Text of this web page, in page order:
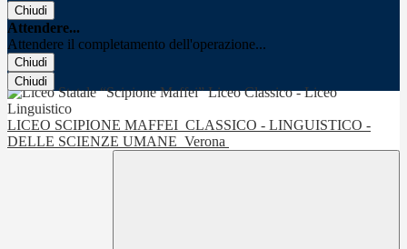
Chiudi
Attendere...
Attendere il completamento dell'operazione...
Chiudi
Chiudi
LICEO SCIPIONE MAFFEI CLASSICO - LINGUISTICO -
DELLE SCIENZE UMANE Verona